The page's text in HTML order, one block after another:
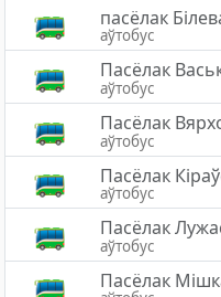
пасёлак
аўтобус
Пасёлак
аўтобус
Пасёлак
аўтобус
Пасёлак
аўтобус
Пaсёлaк
аўтобус
Пасёлак